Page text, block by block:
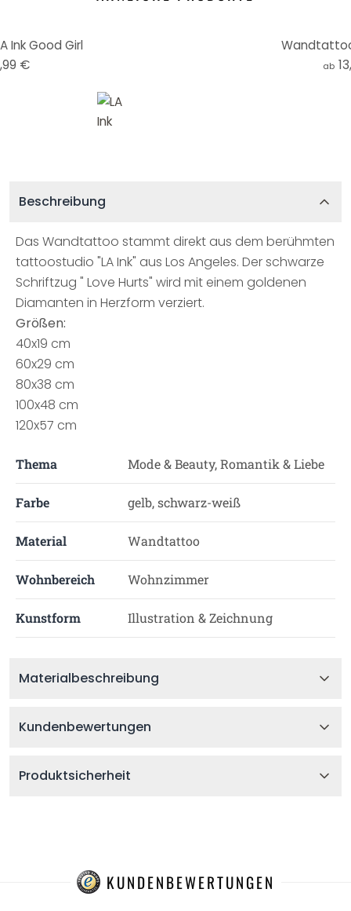
Ink Good Girl
€
ab
Beschreibung
Das Wandtattoo stammt direkt aus dem berühmten
tattoostudio "LA Ink" aus Los Angeles. Der schwarze
Schriftzug " Love Hurts" wird mit einem goldenen
Diamanten in Herzform verziert.
Größen:
40x19 cm
60x29 cm
80x38 cm
100x48 cm
120x57 cm
Thema Mode & Beauty, Romantik & Liebe
Farbe gelb, schwarz-weiß
Material Wandtattoo
Wohnbereich Wohnzimmer
Kunstform Illustration & Zeichnung
Materialbeschreibung
Kundenbewertungen
Produktsicherheit
KUNDENBEWERTUNGEN